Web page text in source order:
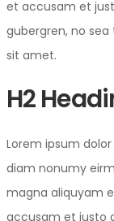
et accusam et
gubergren, no
sit amet.
H2
Lorem ipsum
diam nonumy
magna aliquyam
accusam et justo